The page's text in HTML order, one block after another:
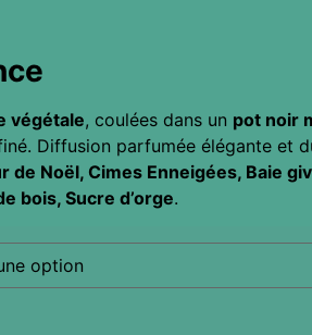
végétale, coulées dans un pot noir
Diffusion parfumée élégante et
de Noël, Cimes Enneigées, Baie
bois, Sucre d’orge.